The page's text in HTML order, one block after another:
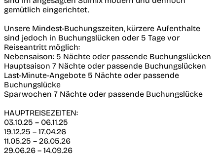
gemütlich eingerichtet.
Unsere Mindest-Buchungszeiten, kürzere Aufenthalte
sind jedoch in Buchungslücken oder 5 Tage vor
Reiseantritt möglich:
Nebensaison: 5 Nächte oder passende Buchungslücken
Hauptsaison 7 Nächte oder passende Buchungslücken
Last-Minute-Angebote 5 Nächte oder passende
Buchungslücke
Sparwochen 7 Nächte oder passende Buchungslücke
HAUPTREISEZEITEN:
03.10.25 – 06.11.25
19.12.25 – 17.04.26
11.05.25 – 26.05.26
29.06.26 – 14.09.26